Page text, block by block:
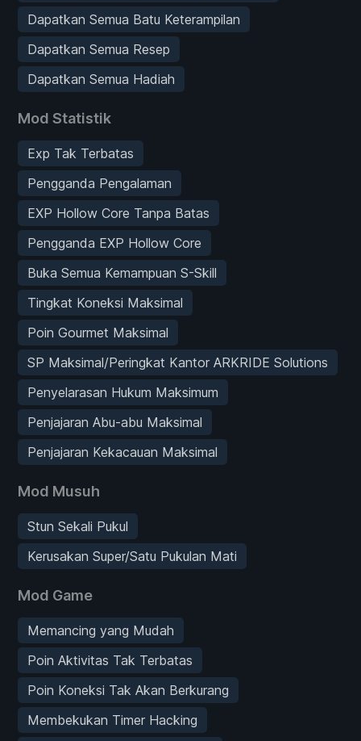
Dapatkan Semua Batu Keterampilan
Dapatkan Semua Resep
Dapatkan Semua Hadiah
Mod Statistik
Exp Tak Terbatas
Pengganda Pengalaman
EXP Hollow Core Tanpa Batas
Pengganda EXP Hollow Core
Buka Semua Kemampuan S-Skill
Tingkat Koneksi Maksimal
Poin Gourmet Maksimal
SP Maksimal/Peringkat Kantor ARKRIDE Solutions
Penyelarasan Hukum Maksimum
Penjajaran Abu-abu Maksimal
Penjajaran Kekacauan Maksimal
Mod Musuh
Stun Sekali Pukul
Kerusakan Super/Satu Pukulan Mati
Mod Game
Memancing yang Mudah
Poin Aktivitas Tak Terbatas
Poin Koneksi Tak Akan Berkurang
Membekukan Timer Hacking